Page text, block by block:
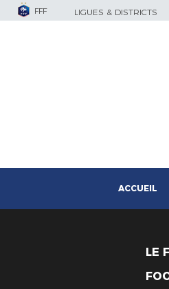
FFF LIGUES & DISTRICTS
ACCUEIL
LE